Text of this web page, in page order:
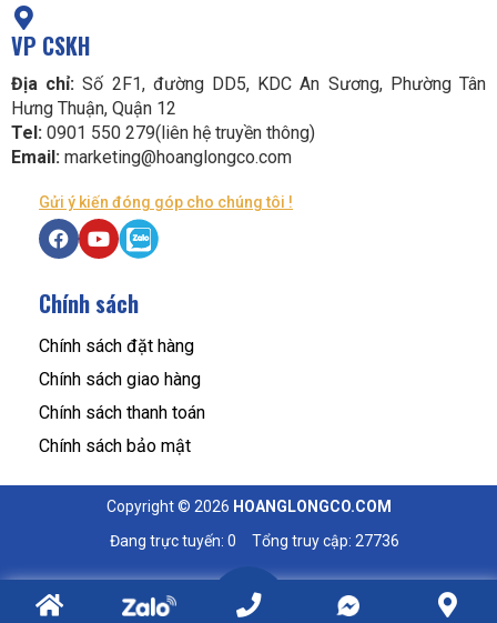
VP CSKH
Địa chỉ: Số 2F1, đường DD5, KDC An Sương, Phường Tân
Hưng Thuận, Quận 12
Tel: 0901 550 279(liên hệ truyền thông)
Email: marketing@hoanglongco.com
Gửi ý kiến đóng góp cho chúng tôi !
Chính sách
Chính sách đặt hàng
Chính sách giao hàng
Chính sách thanh toán
Chính sách bảo mật
Copyright © 2026 HOANGLONGCO.COM
Đang trực tuyến: 0
Tổng truy cập: 27736